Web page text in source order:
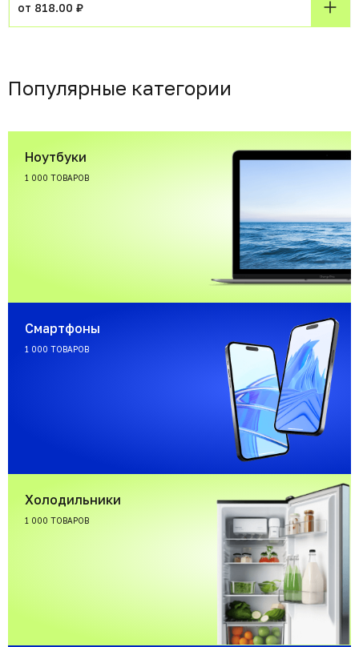
от 818.00 ₽
Популярные категории
Ноутбуки
1 000 ТОВАРОВ
Смартфоны
1 000 ТОВАРОВ
Холодильники
1 000 ТОВАРОВ